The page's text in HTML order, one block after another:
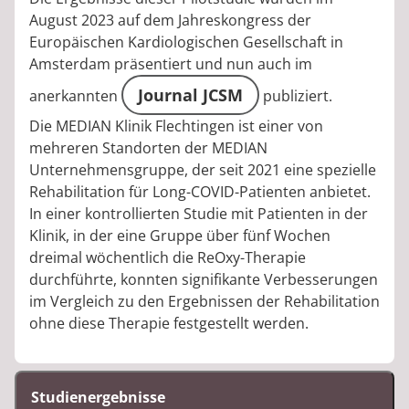
August 2023 auf dem Jahreskongress der
Europäischen Kardiologischen Gesellschaft in
Amsterdam präsentiert und nun auch im
anerkannten
Journal JCSM
publiziert.
Die MEDIAN Klinik Flechtingen ist einer von
mehreren Standorten der MEDIAN
Unternehmensgruppe, der seit 2021 eine spezielle
Rehabilitation für Long-COVID-Patienten anbietet.
In einer kontrollierten Studie mit Patienten in der
Klinik, in der eine Gruppe über fünf Wochen
dreimal wöchentlich die ReOxy-Therapie
durchführte, konnten signifikante Verbesserungen
im Vergleich zu den Ergebnissen der Rehabilitation
ohne diese Therapie festgestellt werden.
Studienergebnisse